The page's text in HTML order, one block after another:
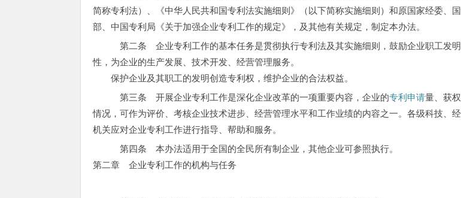
简称专利法）、《中华人民共和国专利法实施细则》（以下简称实施细则）和原国家经委、
部、中国专利局《关于加强企业专利工作的规定》，及其他有关规定，制定本办法。
第二条 企业专利工作的基本任务是贯彻执行专利法及其实施细则，鼓励企业职工发
性，为企业的生产发展、技术开发、经营管理服务。
保护企业及其职工的发明创造专利权，维护企业的合法权益。
第三条 开展企业专利工作是深化企业改革的一项重要内容，企业的专利申请量、获
情况，可作为评价、考核企业技术进步、经营管理水平和工作业绩的内容之一。各级科技、
机关应对企业专利工作进行指导、帮助和服务。
第四条 本办法适用于全国的全民所有制企业，其他企业可参照执行。
第二章 企业专利工作的机构与任务